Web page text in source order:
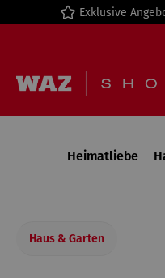
ZurExklusive
Heimatliebe
Haus & Garten